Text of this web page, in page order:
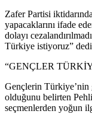
Zafer Partisi
yapacaklarını ifade
dolayı
Türkiye istiyoruz”
“GENÇLER
Gençlerin Türkiye’nin
olduğunu belirten
seçmenlerden yoğun